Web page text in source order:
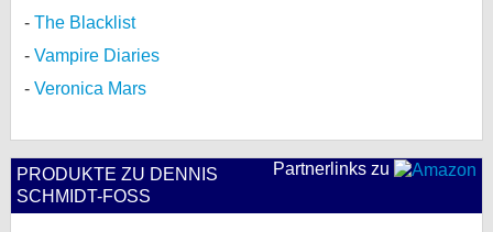
The Blacklist
Vampire Diaries
Veronica Mars
Partnerlinks zu
PRODUKTE ZU DENNIS
SCHMIDT-FOSS